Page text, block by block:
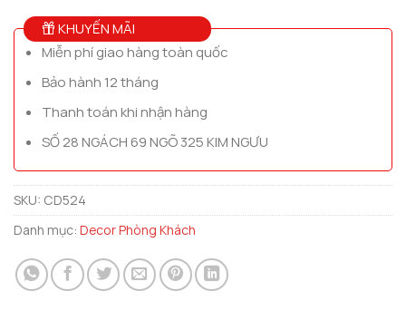
KHUYẾN MÃI
Miễn phí giao hàng toàn quốc
Bảo hành 12 tháng
Thanh toán khi nhận hàng
SỐ 28 NGÁCH 69 NGÕ 325 KIM NGƯU
SKU: CD524
Danh mục: Decor Phòng Khách